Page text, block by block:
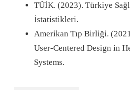
TÜİK. (2023). Türkiye
İstatistikleri.
Amerikan Tıp Birliği.
User-Centered Design in
Systems.